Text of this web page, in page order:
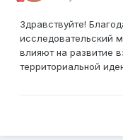
Здравствуйте!
исследовательский
влияют на развитие
территориальной